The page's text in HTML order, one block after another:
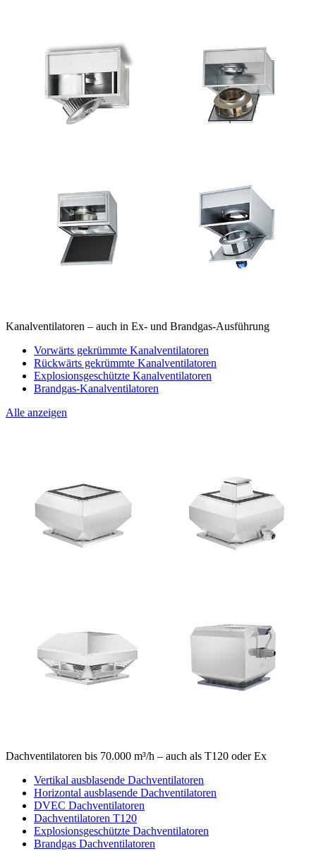
Kanalventilatoren – auch in Ex- und Brandgas-Ausführung
Vorwärts gekrümmte Kanalventilatoren
Rückwärts gekrümmte Kanalventilatoren
Explosionsgeschützte Kanalventilatoren
Brandgas-Kanalventilatoren
Alle anzeigen
Dachventilatoren bis 70.000 m³/h – auch als T120 oder Ex
Vertikal ausblasende Dachventilatoren
Horizontal ausblasende Dachventilatoren
DVEC Dachventilatoren
Dachventilatoren T120
Explosionsgeschützte Dachventilatoren
Brandgas Dachventilatoren